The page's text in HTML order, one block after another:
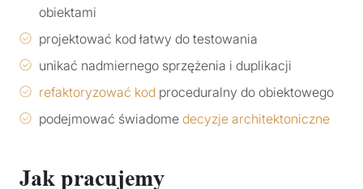
obiektami
projektować kod łatwy do testowania
unikać nadmiernego sprzężenia i duplikacji
refaktoryzować kod proceduralny do obiektowego
podejmować świadome decyzje architektoniczne
Jak pracujemy